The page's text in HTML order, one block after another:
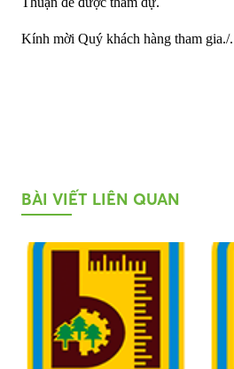
Kính mời Quý khách hàng tham gia./.
BÀI VIẾT LIÊN QUAN